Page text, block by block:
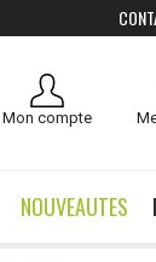
Mon compte
NOUVEAUTES